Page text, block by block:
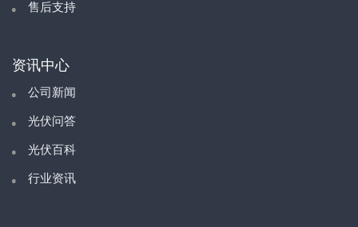
售后支持
资讯中心
公司新闻
光伏问答
光伏百科
行业资讯